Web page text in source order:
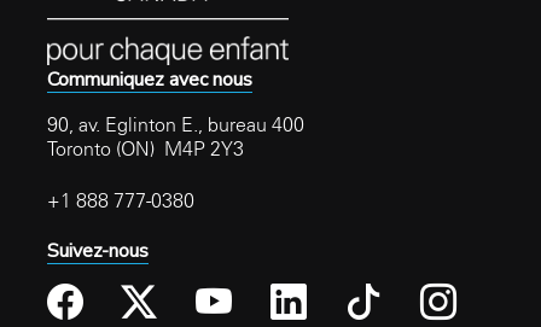
Communiquez avec nous
90, av. Eglinton E., bureau 400
Toronto (ON) M4P 2Y3
+1 888 777-0380
Suivez-nous